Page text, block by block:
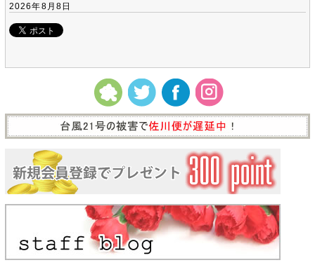
2026年8月8日